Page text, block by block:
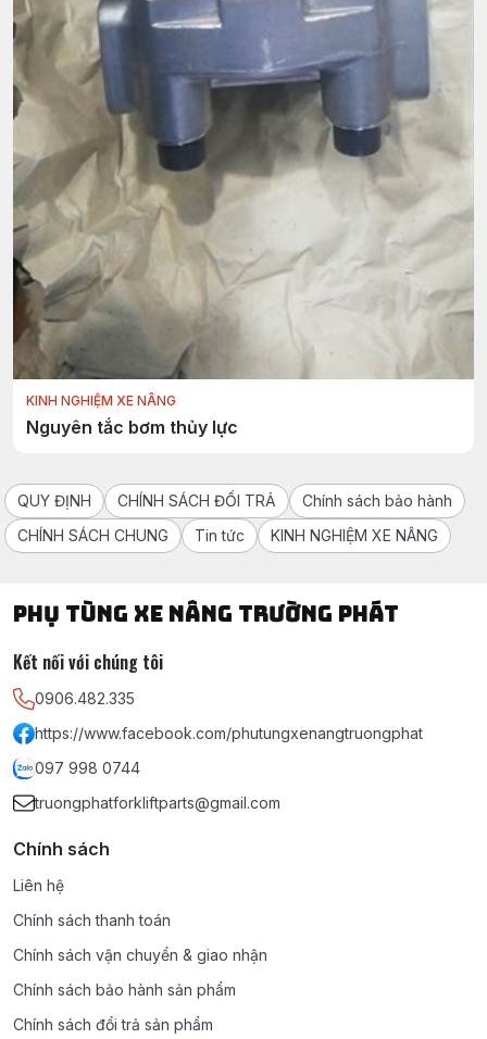
KINH NGHIỆM XE NÂNG
Nguyên tắc bơm thủy lực
QUY ĐỊNH CHÍNH SÁCH ĐỔI TRẢ
Chính sách bảo hành
CHÍNH SÁCH CHUNG
Tin tức KINH NGHIỆM XE NÂNG
PHỤ TÙNG XE NÂNG TRƯỜNG PHÁT
Kết nối với chúng tôi
0906.482.335
https://www.facebook.com/phutungxenangtruongphat
097 998 0744
truongphatforkliftparts@gmail.com
Chính sách
Liên hệ
Chính sách thanh toán
Chính sách vận chuyển & giao nhận
Chính sách bảo hành sản phẩm
Chính sách đổi trả sản phẩm